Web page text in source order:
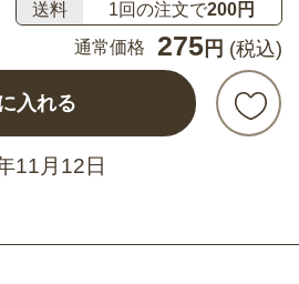
送料 1回の注文で200円
通常価格
275 円 (税込)
入れる
11月12日